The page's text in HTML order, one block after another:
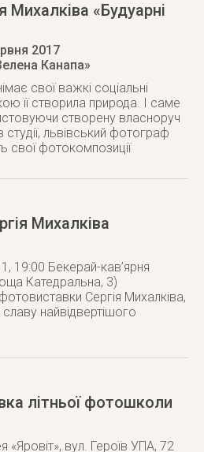
Михалківа «Будуарні
2017
Канапа»
свої важкі соціальні
її створила природа. І саме
створену власноруч
львівський фотограф
свої фотокомпозиції
Михалківа
19:00 Бекерай-кав’ярня
Катедральна, 3)
Сергія Михалківа,
найвідвертішого
літньої фотошколи
«Яровіт», вул. Героїв УПА, 72